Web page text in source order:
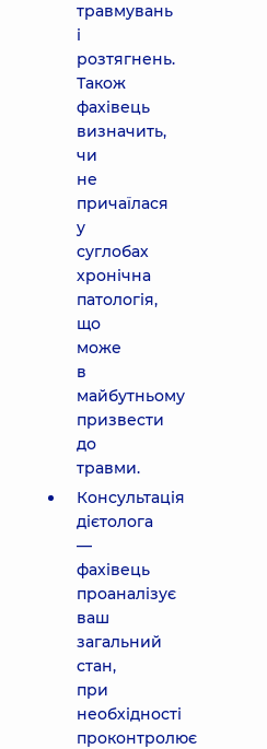
травмувань
і
розтягнень.
Також
фахівець
визначить,
чи
не
причаїлася
у
суглобах
хронічна
патологія,
що
може
в
майбутньому
призвести
до
травми.
Консультація
дієтолога
—
фахівець
проаналізує
ваш
загальний
стан,
при
необхідності
проконтролює